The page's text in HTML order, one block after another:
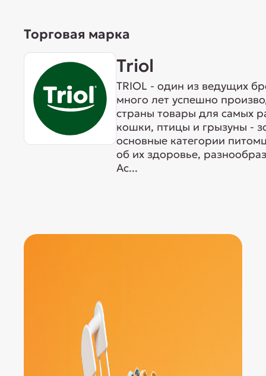
Торговая марка
Triol
TRIOL - один из ведущих
много лет успешно
страны товары для самых
кошки, птицы и грызуны -
основные категории
об их здоровье,
Ас...